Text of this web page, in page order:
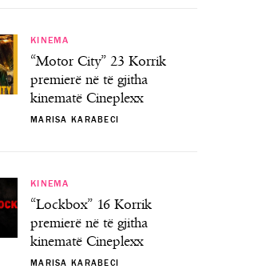
KINEMA
“Motor City” 23 Korrik
premierë në të gjitha
kinematë Cineplexx
MARISA KARABECI
KINEMA
“Lockbox” 16 Korrik
premierë në të gjitha
kinematë Cineplexx
MARISA KARABECI